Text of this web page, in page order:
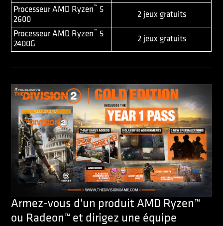
Processeur AMD Ryzen™ 5
2600
2 jeux gratuits
Processeur AMD Ryzen™ 5
2400G
2 jeux gratuits
Armez-vous d'un produit AMD Ryzen™
ou Radeon™ et dirigez une équipe